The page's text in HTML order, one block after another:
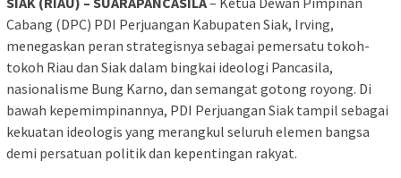
Cabang (DPC) PDI Perjuangan Kabupaten Siak, Irving,
menegaskan peran strategisnya sebagai pemersatu tokoh-
tokoh Riau dan Siak dalam bingkai ideologi Pancasila,
nasionalisme Bung Karno, dan semangat gotong royong. Di
bawah kepemimpinannya, PDI Perjuangan Siak tampil sebagai
kekuatan ideologis yang merangkul seluruh elemen bangsa
demi persatuan politik dan kepentingan rakyat.